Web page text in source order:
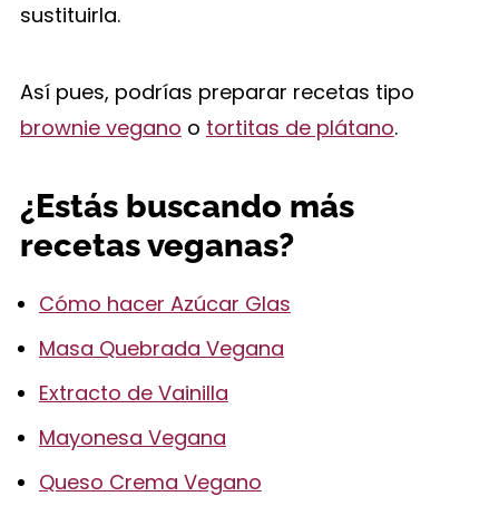
sustituirla.
Así pues, podrías preparar recetas tipo
brownie vegano o tortitas de plátano.
¿Estás buscando más
recetas veganas?
Cómo hacer Azúcar Glas
Masa Quebrada Vegana
Extracto de Vainilla
Mayonesa Vegana
Queso Crema Vegano